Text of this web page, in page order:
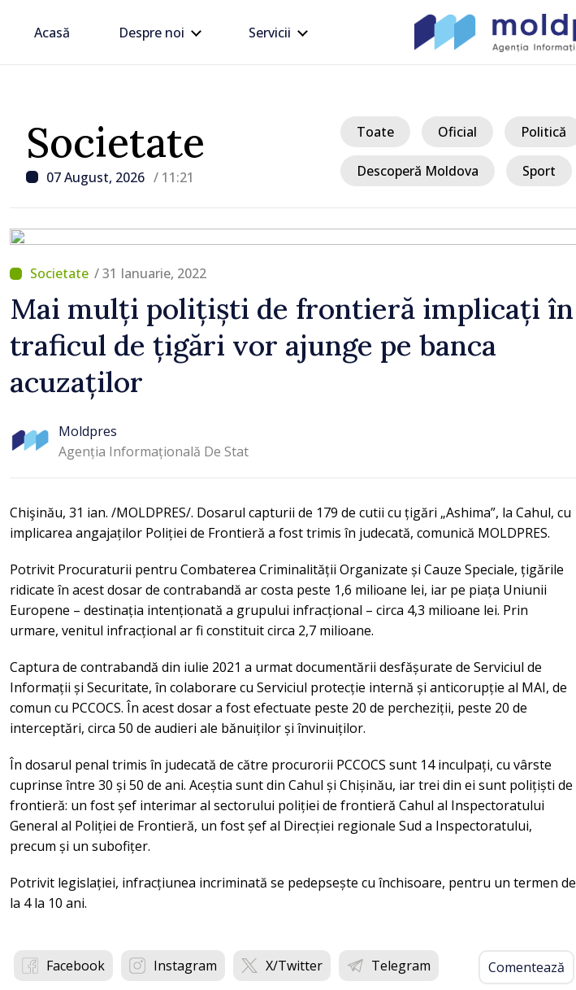
Acasă Despre noi Servicii
Societate
07 August, 2026 / 11:21
Toate Oficial Politică
Descoperă Moldova Sport
/ 31 Ianuarie, 2022
Mai mulți polițiști de frontieră implicați în
traficul de țigări vor ajunge pe banca
acuzaților
Moldpres
Agenția Informațională De Stat
Chişinău, 31 ian. /MOLDPRES/. Dosarul capturii de 179 de cutii cu țigări „Ashima”, la Cahul, cu
implicarea angajaților Poliției de Frontieră a fost trimis în judecată, comunică MOLDPRES.
Potrivit Procuraturii pentru Combaterea Criminalității Organizate și Cauze Speciale, țigările
ridicate în acest dosar de contrabandă ar costa peste 1,6 milioane lei, iar pe piața Uniunii
Europene – destinația intenționată a grupului infracțional – circa 4,3 milioane lei. Prin
urmare, venitul infracțional ar fi constituit circa 2,7 milioane.
Captura de contrabandă din iulie 2021 a urmat documentării desfășurate de Serviciul de
Informații și Securitate, în colaborare cu Serviciul protecție internă și anticorupție al MAI, de
comun cu PCCOCS. În acest dosar a fost efectuate peste 20 de percheziții, peste 20 de
interceptări, circa 50 de audieri ale bănuiților și învinuiților.
În dosarul penal trimis în judecată de către procurorii PCCOCS sunt 14 inculpați, cu vârste
cuprinse între 30 și 50 de ani. Aceștia sunt din Cahul și Chișinău, iar trei din ei sunt polițiști de
frontieră: un fost șef interimar al sectorului poliției de frontieră Cahul al Inspectoratului
General al Poliției de Frontieră, un fost șef al Direcției regionale Sud a Inspectoratului,
precum și un subofițer.
Potrivit legislației, infracțiunea incriminată se pedepsește cu închisoare, pentru un termen de
la 4 la 10 ani.
Facebook Instagram X/Twitter Telegram Comentează
/ Acum 1 oră
ANTA avertizează transportatorii
de mărfuri periculoase asupra
riscurilor sporite pe timp de